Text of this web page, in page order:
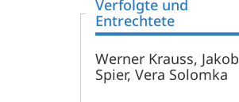
der
UMR
Verfolgte und
Entrechtete
Werner Krauss, Jakob
Spier, Vera Solomka